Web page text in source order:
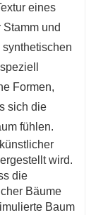
sind für
und
sodass
die für
Jahr
eines
und
Formen,
sich die
fühlen.
wird.
die
Bäume
Baum